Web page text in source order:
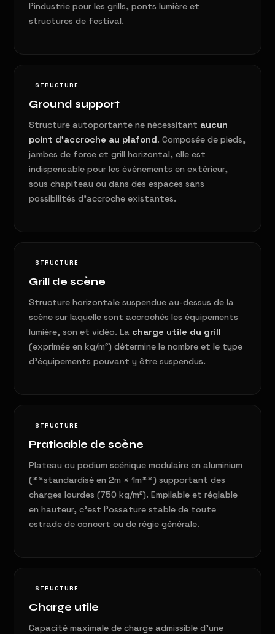
l'industrie pour les grills, ponts lumière et
structures de festival.
STRUCTURE
Ground support
Structure autoportante ne nécessitant aucun
point d'accroche au plafond. Composée de pieds,
jambes de force et grill horizontal, elle est
indispensable pour les événements en extérieur,
sous chapiteau ou dans des espaces sans
possibilités d'accroche existantes.
STRUCTURE
Grill de scène
Structure horizontale suspendue au-dessus de la
scène sur laquelle sont accrochés les équipements
lumière, son et vidéo. La charge utile du grill
(exprimée en kg/m²) détermine le nombre et le type
d'équipements pouvant y être suspendus.
STRUCTURE
Praticable de scène
Plateau ou podium scénique modulaire en aluminium
(**standardisé en 2m × 1m**) supportant des
charges lourdes (750 kg/m²). Empilable et réglable
en hauteur, c'est l'ossature stable de toute
estrade de concert ou de régie générale.
STRUCTURE
Charge utile
Capacité maximale de charge admissible d'une